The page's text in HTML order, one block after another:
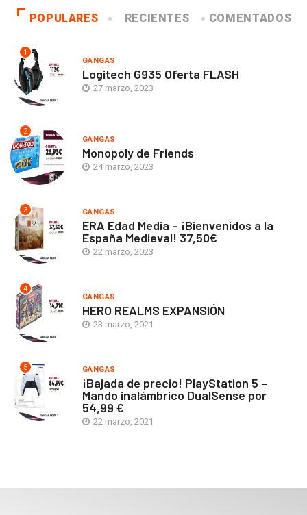
POPULARES RECIENTES COMENTADOS
1
GANGAS
Logitech G935 Oferta FLASH
27 marzo, 2023
2
GANGAS
Monopoly de Friends
24 marzo, 2023
3 GANGAS
ERA Edad Media – ¡Bienvenidos a la
España Medieval! 37,50€
22 marzo, 2023
4
GANGAS
HERO REALMS EXPANSIÓN
23 marzo, 2021
5 GANGAS
¡Bajada de precio! PlayStation 5 –
Mando inalámbrico DualSense por
54,99 €
22 marzo, 2021